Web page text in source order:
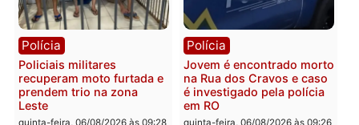
Tragédia na BR-364:
colisão entre caminhão e
carro deixa quatro mortos
em Porto Velho
quinta-feira, 06/08/2026 às 20:51
Ministro Dias Tofolli , do
TSE, determina
e processamento da
que pode levar à perda
mandato da prefeita de
Pimenta Bueno
quinta-feira, 06/08/2026 às